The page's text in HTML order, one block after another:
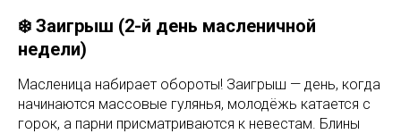
❄️ Заигрыш (2-й день масленичной
недели)
Масленица набирает обороты! Заигрыш — день, когда
начинаются массовые гулянья, молодёжь катается с
горок, а парни присматриваются к невестам. Блины